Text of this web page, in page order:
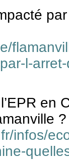
l-
en
?
infos/